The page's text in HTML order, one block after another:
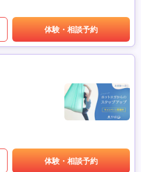
体験・相談予約
体験・相談予約